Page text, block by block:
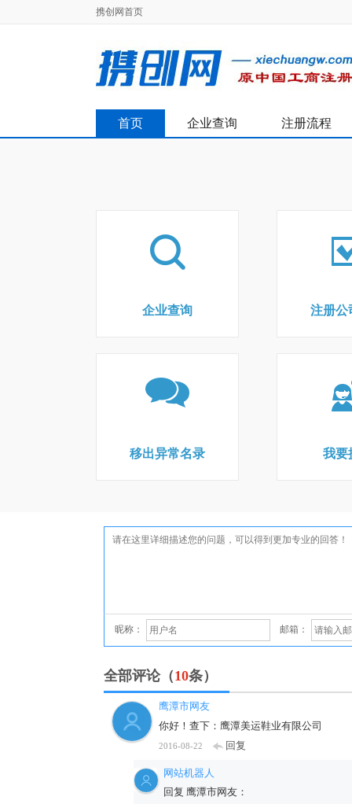
携创网首页
首页 企业查询 注册流程
企业查询 注册公
移出异常名录 我要
昵称： 邮箱：
全部评论（10条）
鹰潭市网友
你好！查下：鹰潭美运鞋业有限公司
2016-08-22 回复
网站机器人
回复 鹰潭市网友：